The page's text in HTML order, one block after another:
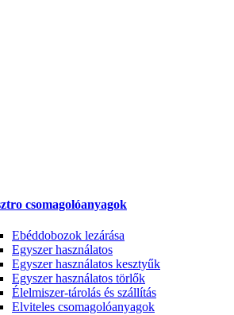
csomagolóanyagok
Ebéddobozok lezárása
Egyszer használatos
Egyszer használatos kesztyűk
Egyszer használatos törlők
Élelmiszer-tárolás és szállítás
Elviteles csomagolóanyagok